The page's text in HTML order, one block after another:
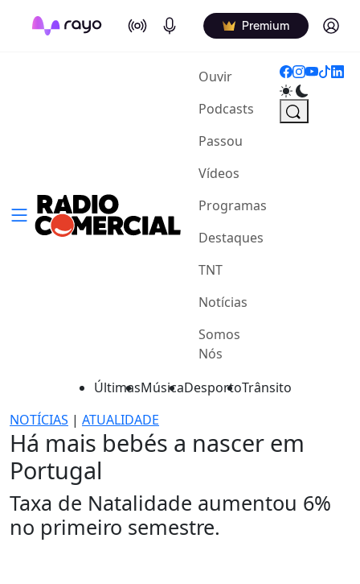
On Air Podcasts Premium Log in
Ouvir(current)
Podcasts
Passou
Vídeos
Programas
Destaques
TNT
Notícias
Somos
Nós
ÚltimasMúsicaDesportoTrânsito
NOTÍCIAS | ATUALIDADE
Há mais bebés a nascer em
Portugal
Taxa de Natalidade aumentou 6%
no primeiro semestre.